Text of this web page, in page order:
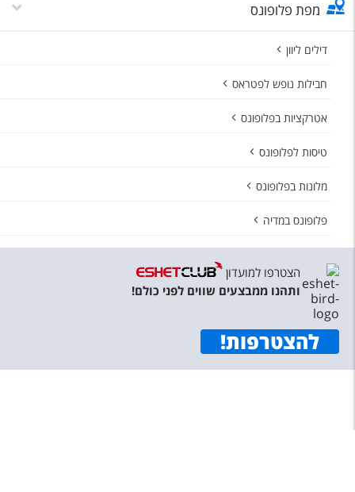
מפת פלופונס
דילים ליוון
חבילות נופש לפטראס
אטרקציות בפלופונס
טיסות לפלופונס
מלונות בפלופונס
פלופונס במדיה
הצטרפו למועדון
ותהנו ממבצעים שווים לפני כולם!
להצטרפות!